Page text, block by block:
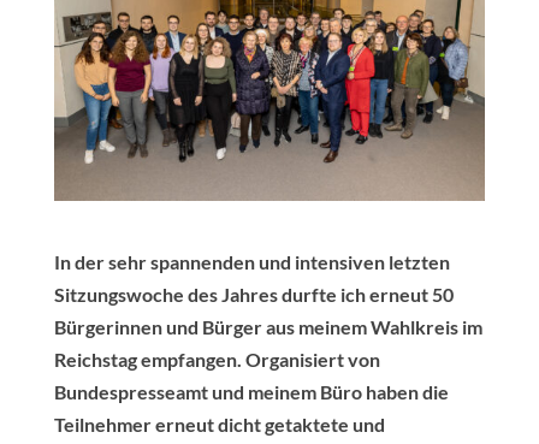
In der sehr spannenden und intensiven letzten
Sitzungswoche des Jahres durfte ich erneut 50
Bürgerinnen und Bürger aus meinem Wahlkreis im
Reichstag empfangen. Organisiert von
Bundespresseamt und meinem Büro haben die
Teilnehmer erneut dicht getaktete und